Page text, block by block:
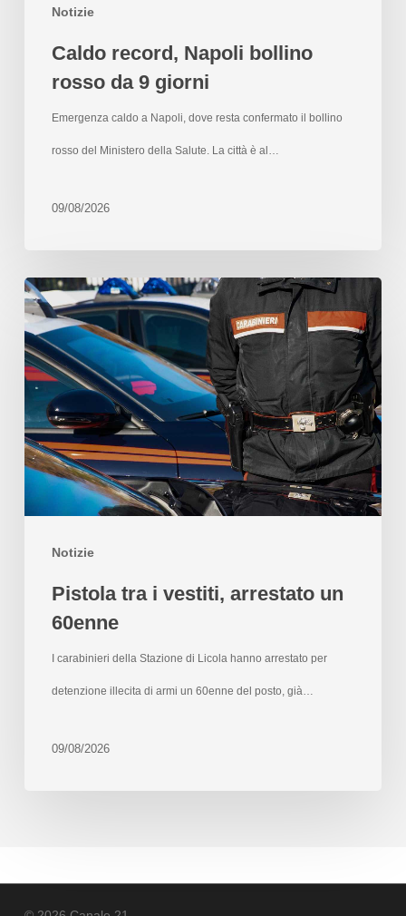
Notizie
Caldo record, Napoli bollino
rosso da 9 giorni
Emergenza caldo a Napoli, dove resta confermato il bollino
rosso del Ministero della Salute. La città è al…
09/08/2026
Notizie
Pistola tra i vestiti, arrestato un
60enne
I carabinieri della Stazione di Licola hanno arrestato per
detenzione illecita di armi un 60enne del posto, già…
09/08/2026